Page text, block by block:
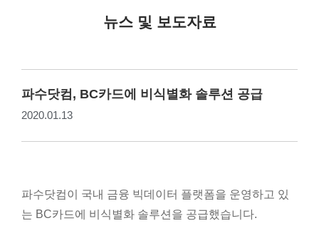
뉴스 및 보도자료
파수닷컴, BC카드에 비식별화 솔루션 공급
2020.01.13
파수닷컴이 국내 금융 빅데이터 플랫폼을 운영하고 있
는 BC카드에 비식별화 솔루션을 공급했습니다.